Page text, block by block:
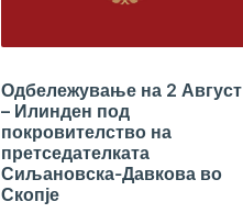
Одбележување на 2 Август
– Илинден под
покровителство на
претседателката
Сиљановска-Давкова во
Скопје